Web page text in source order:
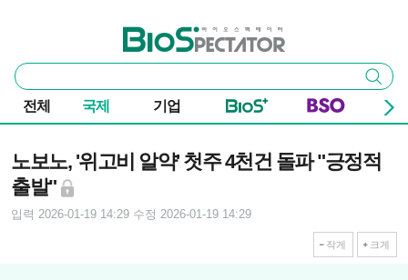
바이오스펙테이터
통
합
검
색
검색
전체 국제 기업
노보노, '위고비 알약' 첫주 4천건 돌파 "긍정적
출발"
입력 2026-01-19 14:29 수정 2026-01-19 14:29
작게 크게